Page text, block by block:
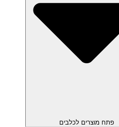
פתח מוצרים לכלבים